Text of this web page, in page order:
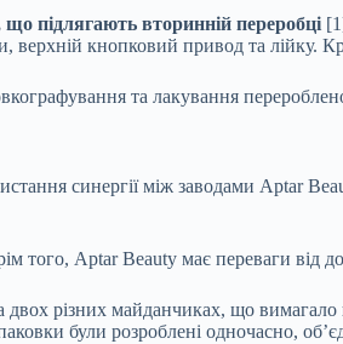
що підлягають вторинній переробці
верхній кнопковий привод та лійку.
та лакування
синергії між заводами Aptar
того, Aptar Beauty має переваги від
двох різних майданчиках, що
були розроблені одночасно,